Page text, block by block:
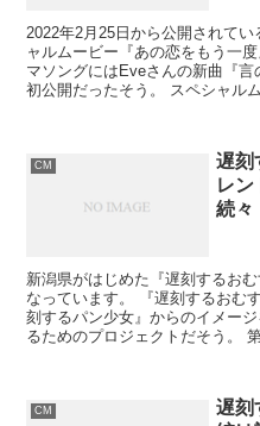
2022年2月25日から公開されて
ャルムービー『あの恋をもう一
マソングにはEveさんの新曲『
初公開だったそう。 スペシャル
CM
遅刻
レン
続々
新潟県がはじめた『遅刻するお
なっています。 『遅刻するおむ
刻するパン少女』からのイメー
るためのプロジェクトだそう。
CM
遅刻